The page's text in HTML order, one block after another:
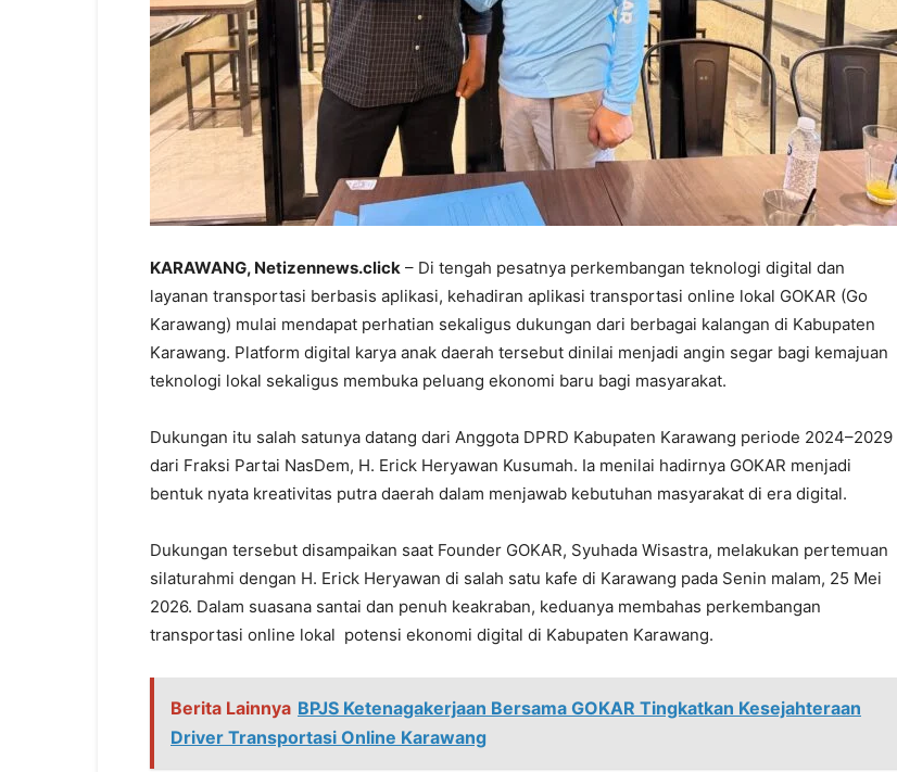
KARAWANG, Netizennews.click – Di tengah pesatnya perkembangan teknologi digital dan
layanan transportasi berbasis aplikasi, kehadiran aplikasi transportasi online lokal GOKAR (Go
Karawang) mulai mendapat perhatian sekaligus dukungan dari berbagai kalangan di Kabupaten
Karawang. Platform digital karya anak daerah tersebut dinilai menjadi angin segar bagi kemajuan
teknologi lokal sekaligus membuka peluang ekonomi baru bagi masyarakat.
Dukungan itu salah satunya datang dari Anggota DPRD Kabupaten Karawang periode 2024–2029
dari Fraksi Partai NasDem, H. Erick Heryawan Kusumah. Ia menilai hadirnya GOKAR menjadi
bentuk nyata kreativitas putra daerah dalam menjawab kebutuhan masyarakat di era digital.
Dukungan tersebut disampaikan saat Founder GOKAR, Syuhada Wisastra, melakukan pertemuan
silaturahmi dengan H. Erick Heryawan di salah satu kafe di Karawang pada Senin malam, 25 Mei
2026. Dalam suasana santai dan penuh keakraban, keduanya membahas perkembangan
transportasi online lokal potensi ekonomi digital di Kabupaten Karawang.
Berita Lainnya BPJS Ketenagakerjaan Bersama GOKAR Tingkatkan Kesejahteraan
Driver Transportasi Online Karawang